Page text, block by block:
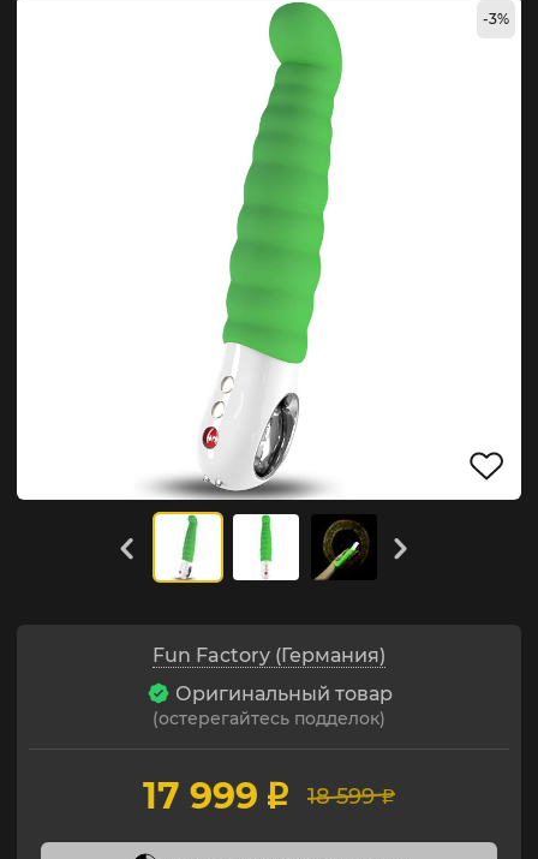
-3%
Fun Factory (Германия)
Оригинальный товар
(остерегайтесь подделок)
18 599 p
17 999 p